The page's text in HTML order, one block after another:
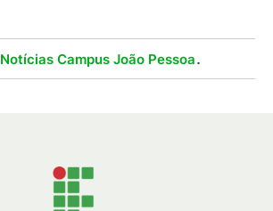
Notícias Campus João Pessoa.